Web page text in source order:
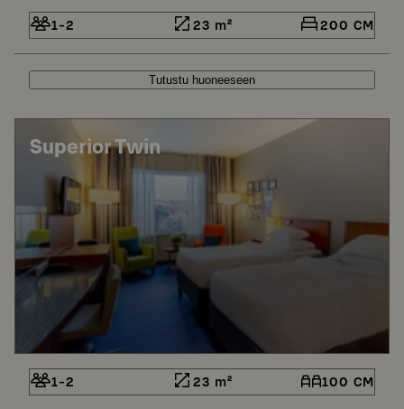
1-2 23 m² 200 CM
Tutustu huoneeseen
Superior Twin
1-2 23 m² 100 CM